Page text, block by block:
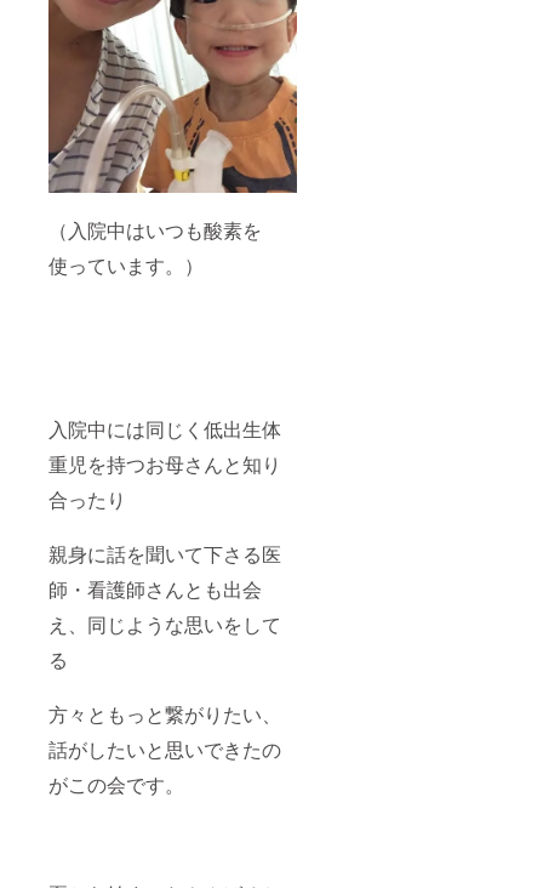
（入院中はいつも酸素を
使っています。）
入院中には同じく低出生体
重児を持つお母さんと知り
合ったり
親身に話を聞いて下さる医
師・看護師さんとも出会
え、同じような思いをして
る
方々ともっと繋がりたい、
話がしたいと思いできたの
がこの会です。